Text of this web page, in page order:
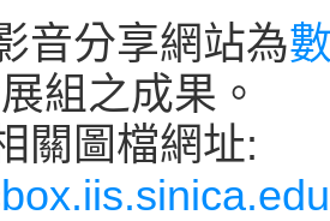
音分享網站為
組之成果。
關圖檔網址: